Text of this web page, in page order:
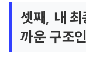
셋째, 내
까운 구조